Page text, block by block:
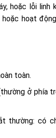
hoặc lỗi linh
hoạt
toàn.
ở phía
thường: có